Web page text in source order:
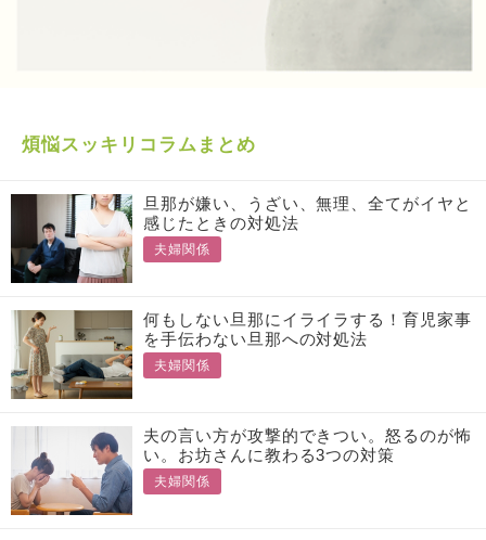
煩悩スッキリコラムまとめ
旦那が嫌い、うざい、無理、全てがイヤと
感じたときの対処法
夫婦関係
何もしない旦那にイライラする！育児家事
を手伝わない旦那への対処法
夫婦関係
夫の言い方が攻撃的できつい。怒るのが怖
い。お坊さんに教わる3つの対策
夫婦関係